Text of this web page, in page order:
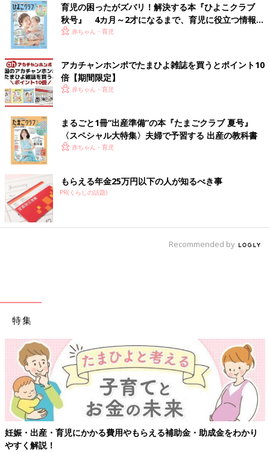
育児の困ったがズバリ！解決する本『ひよこクラブ
秋号』 4カ月～2才になるまで、育児に役立つ情報が
いっぱい！
赤ちゃん・育児
アカチャンホンポでたまひよ雑誌を買うとポイント10
倍【期間限定】
赤ちゃん・育児
まるごと1冊“出産準備”の本『たまごクラブ 夏号』
〈スペシャル大特集〉夫婦で予習する 出産の教科書
赤ちゃん・育児
もらえる年金25万円以下の人が知るべき事
PR(くらしの話題)
Recommended by
特集
妊娠・出産・育児にかかる費用やもらえる補助金・助成金をわかり
やすく解説！